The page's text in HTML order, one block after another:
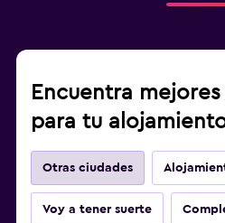
Encuentra
para tu
Otras ciudades
Voy a tener suerte